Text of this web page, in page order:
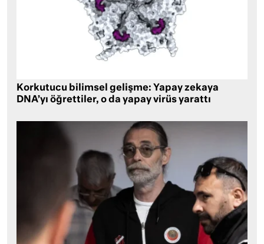
Korkutucu bilimsel gelişme: Yapay zekaya
DNA’yı öğrettiler, o da yapay virüs yarattı